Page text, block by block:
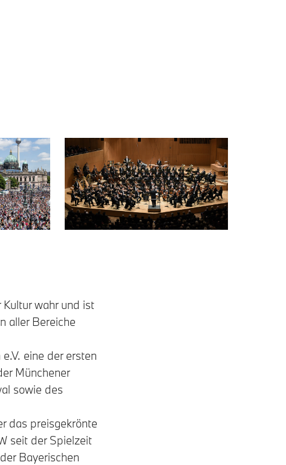
wahr und ist
aller Bereiche
eine der ersten
Münchener
sowie des
das preisgekrönte
seit der Spielzeit
Bayerischen